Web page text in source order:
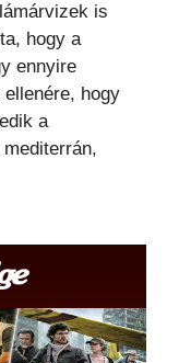
is
hogy a
ennyire
hogy
a